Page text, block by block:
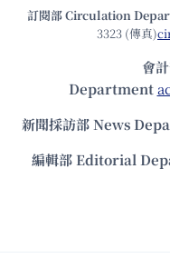
訂閱部 Circulation
3323 (傳真)
會
Department
新聞採訪部 News
編輯部 Editorial